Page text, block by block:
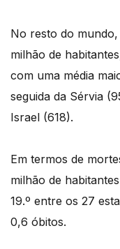
No resto do
milhão de
com uma média
seguida da Sérvia
Israel (618).
Em termos de
milhão de
19.º entre os 27
0,6 óbitos.